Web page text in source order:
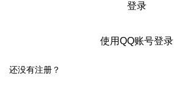
登录
使用QQ账号登录
还没有注册？